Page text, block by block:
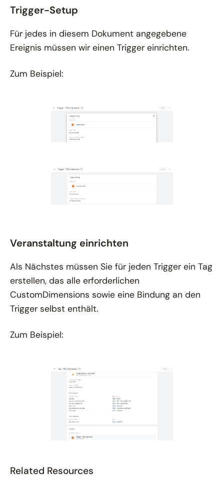
Trigger-Setup
Für jedes in diesem Dokument angegebene
Ereignis müssen wir einen Trigger einrichten.
Zum Beispiel:
Veranstaltung einrichten
Als Nächstes müssen Sie für jeden Trigger ein Tag
erstellen, das alle erforderlichen
CustomDimensions sowie eine Bindung an den
Trigger selbst enthält.
Zum Beispiel:
Related Resources